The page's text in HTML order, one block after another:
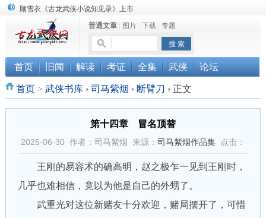
“武侠书库”查缺补漏活动圆满结束
《古龙小说原貌探究》修订版已上市
顾雪衣《古龙武侠小说知见录》上市
普通文章| 图片| 下载| 专题
首页 旧闻 解读 考证 全集 武侠 论坛
首页> 武侠书库 › 司马紫烟 › 断臂刀 ›正文
第十四章 冒名顶替
2025-06-30 作者：司马紫烟 来源： 司马紫烟作品集点击：
王刚的易容术的确高明，赵之极乍一见到王刚时，
几乎也难相信，竟以为他是自己的外甥了。
武重光对这位新赌友十分欢迎，赌局摆开了，可惜